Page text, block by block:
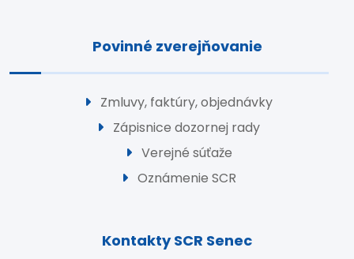
Povinné zverejňovanie
Zmluvy, faktúry, objednávky
Zápisnice dozornej rady
Verejné súťaže
Oznámenie SCR
Kontakty SCR Senec